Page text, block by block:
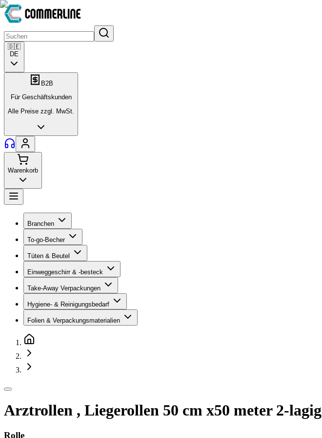
🇩🇪
DE
B2B
Für Geschäftskunden
Alle Preise zzgl. MwSt.
Warenkorb
Branchen
To-go-Becher
Tüten & Beutel
Einweggeschirr & -besteck
Take-Away Verpackungen
Hygiene- & Reinigungsbedarf
Folien & Verpackungsmaterialien
Arztrollen , Liegerollen 50 cm x50 meter 2-lagig
Rolle